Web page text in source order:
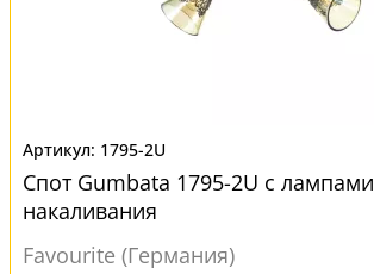
1795-2U
Спот Gumbata 1795-2U с лампами
накаливания
Favourite (Германия)